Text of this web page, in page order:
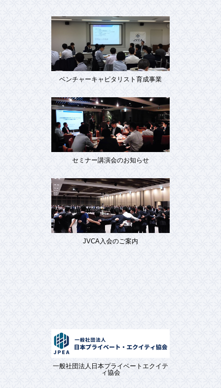
ベンチャーキャピタリスト育成事業
セミナー講演会のお知らせ
JVCA入会のご案内
一般社団法人日本プライベートエクイテ
ィ協会